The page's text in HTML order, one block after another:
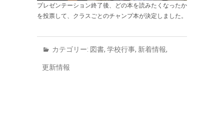
プレゼンテーション終了後、どの本を読みたくなったか
を投票して、クラスごとのチャンプ本が決定しました。
カテゴリー: 図書, 学校行事, 新着情報,
更新情報